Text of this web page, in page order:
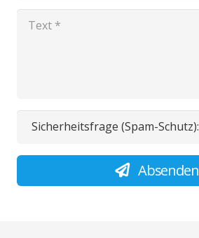
Sicherheitsfrage (Spam-Schutz):
Absenden